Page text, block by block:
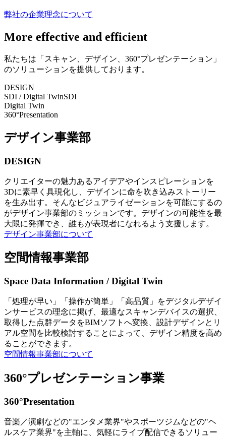
弊社の企業理念について
More effective and efficient
私たちは「スキャン、デザイン、360°プレゼンテーション」
のソリューションを提供しております。
DESIGN
SDI / Digital TwinSDI
Digital Twin
360°Presentation
デザイン事業部
DESIGN
クリエイターの魅力あるアイデアやインスピレーションを
3Dに素早く具現化し、デザインに命を吹き込みストーリー
を生み出す。そんなビジュアライゼーションを可能にするの
がデザイン事業部のミッションです。デザインの可能性を最
大限に発揮でき、誰もが表現者になれるよう支援します。
デザイン事業部について
空間情報事業部
Space Data Information / Digital Twin
「処理が早い」「操作が簡単」「高品質」をデジタルデザイ
ンサービスの理念に掲げ、最適なスキャンデバイスの選択、
取得した点群データをBIMソフトへ変換、設計デザインとリ
アル空間を比較検討することによって、デザイン精度を高め
ることができます。
空間情報事業部について
360°プレゼンテーション事業
360°Presentation
音楽／演劇などの"エンタメ業界"やスポーツジムなどの"ヘ
ルスケア業界"を主軸に、気軽にライブ配信できるソリュー